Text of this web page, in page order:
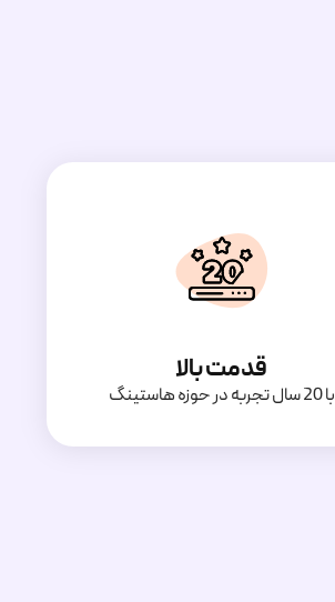
قدمت بالا
با 20 سال تجربه در حوزه هاستینگ